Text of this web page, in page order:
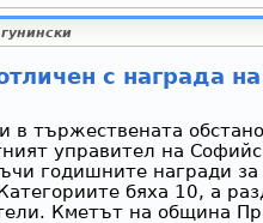
с награда
в тържествената
управител на
годишните награди
бяха 10, а
Кметът на община